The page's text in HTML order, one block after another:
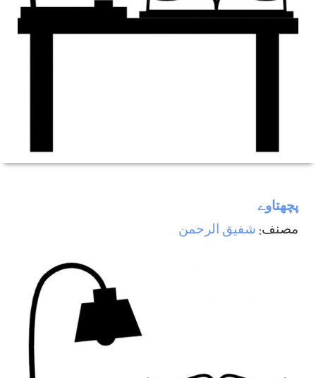
پچھتاوے
مصنف: شفیق الرحمن